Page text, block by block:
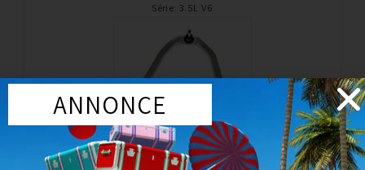
Série: 3.5L V6
Silent bloc renforcé et pièces OEM
TRIANGLE AV GAUCHE SUPÉRIEUR (TYPE ORIGINE)
NISSAN 350Z 03+
ANNONCE